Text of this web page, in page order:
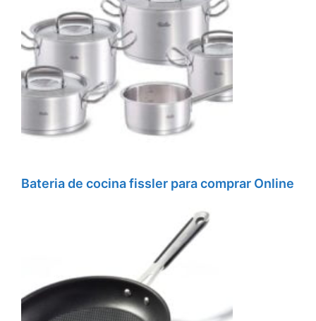
Bateria de cocina fissler para comprar Online